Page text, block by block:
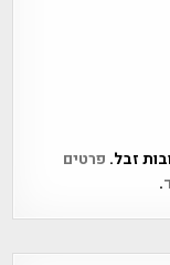
פרטים
.